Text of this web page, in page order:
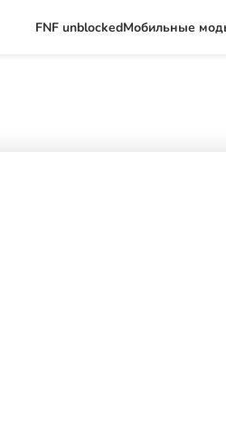
FNF unblockedМобильные